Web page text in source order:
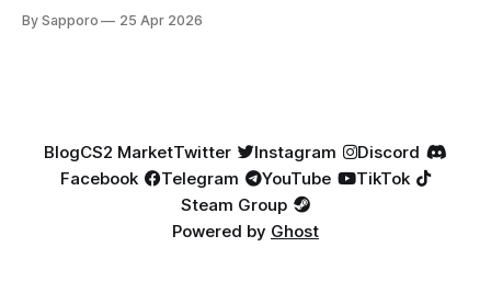
selection, certain skin families have become iconic,
By Sapporo 25 Apr 2026
BlogCS2 MarketTwitter Instagram
Discord
Facebook
Telegram YouTube
TikTok
Steam Group
Powered by Ghost